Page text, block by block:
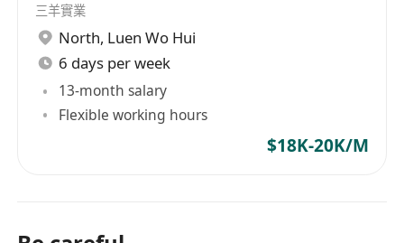
三羊實業
North, Luen Wo Hui
6 days per week
13-month salary
Flexible working hours
$18K-20K/M